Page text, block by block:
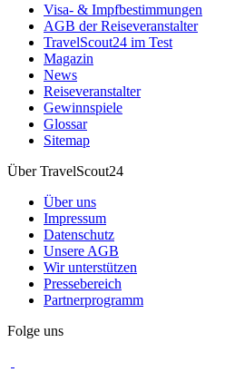
Visa- & Impfbestimmungen
AGB der Reiseveranstalter
TravelScout24 im Test
Magazin
News
Reiseveranstalter
Gewinnspiele
Glossar
Sitemap
Über TravelScout24
Über uns
Impressum
Datenschutz
Unsere AGB
Wir unterstützen
Pressebereich
Partnerprogramm
Folge uns